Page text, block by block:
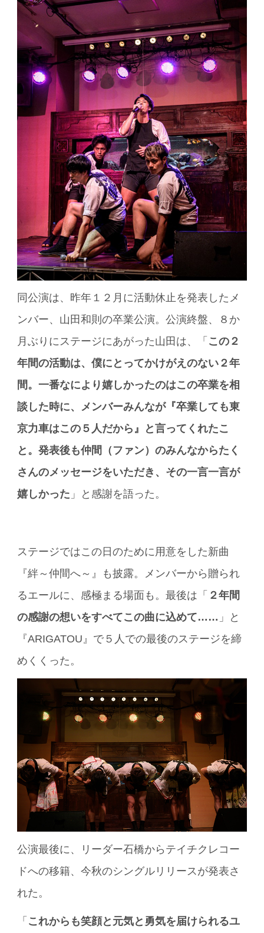
同公演は、昨年１２月に活動休止を発表したメ
ンバー、山田和則の卒業公演。公演終盤、８か
月ぶりにステージにあがった山田は、「 この２
年間の活動は、僕にとってかけがえのない２年
間。一番なにより嬉しかったのはこの卒業を相
談した時に、メンバーみんなが『卒業しても東
京力車はこの５人だから』と言ってくれたこ
と。発表後も仲間（ファン）のみんなからたく
さんのメッセージをいただき、その一言一言が
嬉しかった 」と感謝を語った。
ステージではこの日のために用意をした新曲
『絆～仲間へ～』も披露。メンバーから贈られ
るエールに、感極まる場面も。最後は「 ２年間
の感謝の想いをすべてこの曲に込めて…… 」と
『ARIGATOU』で５人での最後のステージを締
めくくった。
公演最後に、リーダー石橋からテイチクレコー
ドへの移籍、今秋のシングルリリースが発表さ
れた。
「 これからも笑顔と元気と勇気を届けられるユ